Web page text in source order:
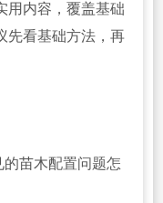
用内容，覆盖基础
先看基础方法，再
苗木配置问题怎